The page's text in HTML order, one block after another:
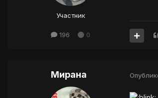
Участник
196 0
Мирана